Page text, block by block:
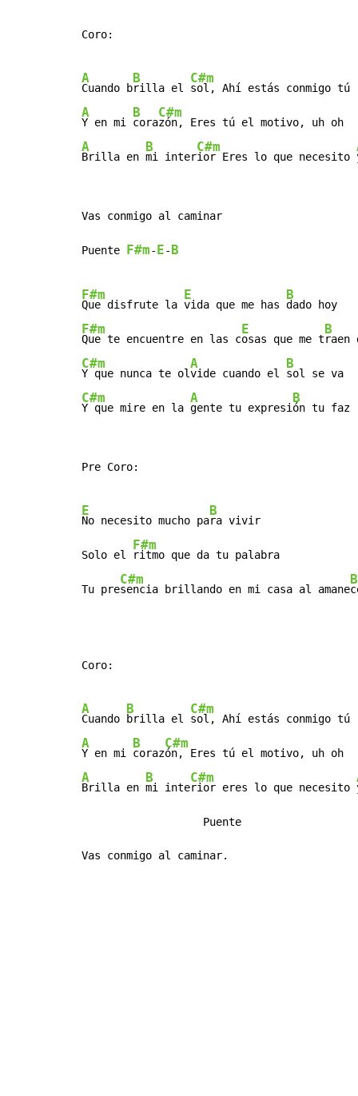
Coro:
A
Cuando b
B
rilla el
C#m
A
Y en mi
B
cora
C#m
A
Brilla en
B
mi inter
C#m
ior Eres lo que necesito
Vas conmigo al caminar
Puente F#m- E- B
F#m
Que disfrute la
E
vida que me has
B
F#m
Que te encuentre en las c
E
osas que me t
B
C#m
Y que nunca te ol
A
vide cuando el
B
C#m
Y que mire en la
A
gente tu expresi
B
ón tu faz
Pre Coro:
E
No necesito mucho pa
B
ra vivir
Solo el
F#m
ritmo que da tu palabra
Tu pre
C#m
sencia brillando en mi casa al amane
B
Coro:
A
Cuando
B
brilla el
C#m
A
Y en mi
B
coraz
C#m
A
Brilla en
B
mi inte
C#m
rior eres lo que necesito
                   Puente
Vas conmigo al caminar.